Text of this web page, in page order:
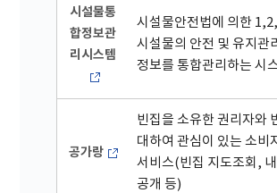
시설물통
합정보관
리시스템
시설물안전법에 의한
시설물의 안전 및 유지관
정보를 통합관리하는 시
공가랑
빈집을 소유한 권리자와
대하여 관심이 있는 소비
서비스(빈집 지도조회, 내
공개 등)